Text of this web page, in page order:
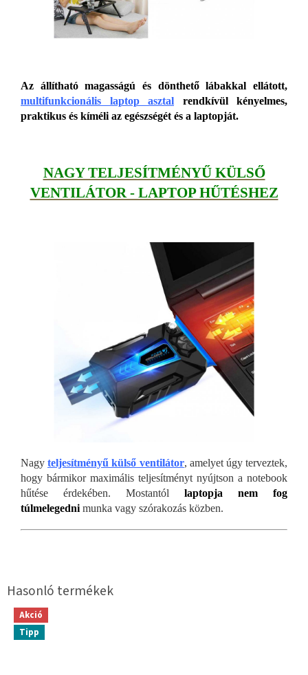
Az állítható magasságú és dönthető lábakkal ellátott,
multifunkcionális laptop asztal rendkívül kényelmes,
praktikus és kíméli az egészségét és a laptopját.
NAGY TELJESÍTMÉNYŰ KÜLSŐ
VENTILÁTOR - LAPTOP HŰTÉSHEZ
Nagyteljesítményű külső ventilátor, amelyet úgy terveztek,
hogy bármikor maximális teljesítményt nyújtson a notebook
hűtése érdekében. Mostantól laptopja nem fog
túlmelegedni munka vagy szórakozás közben.
Akció
Tipp